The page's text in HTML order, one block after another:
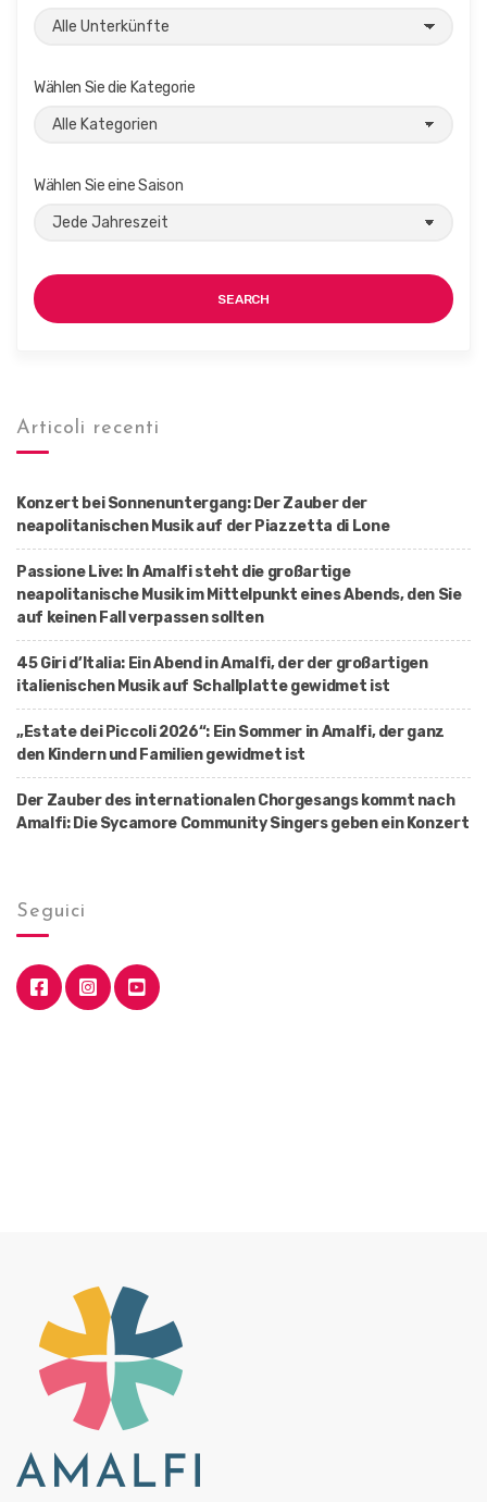
Wählen Sie die Kategorie
Wählen Sie eine Saison
SEARCH
Articoli recenti
Konzert bei Sonnenuntergang: Der Zauber der
neapolitanischen Musik auf der Piazzetta di Lone
Passione Live: In Amalfi steht die großartige
neapolitanische Musik im Mittelpunkt eines Abends, den Sie
auf keinen Fall verpassen sollten
45 Giri d’Italia: Ein Abend in Amalfi, der der großartigen
italienischen Musik auf Schallplatte gewidmet ist
„Estate dei Piccoli 2026“: Ein Sommer in Amalfi, der ganz
den Kindern und Familien gewidmet ist
Der Zauber des internationalen Chorgesangs kommt nach
Amalfi: Die Sycamore Community Singers geben ein Konzert
Seguici